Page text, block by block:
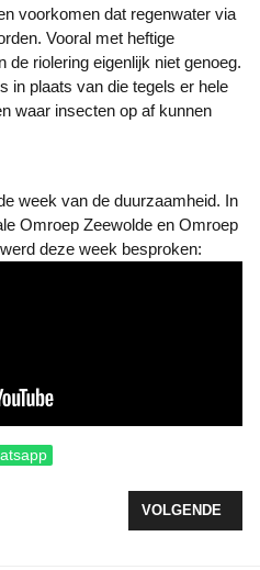
voorkomen dat regenwater via
Vooral met heftige
de riolering eigenlijk niet genoeg.
in plaats van die tegels er hele
waar insecten op af kunnen
Omroep Zeewolde en Omroep
deze week besproken:
GROEN LICHT VOORVOLGENDE
VOLGENDE